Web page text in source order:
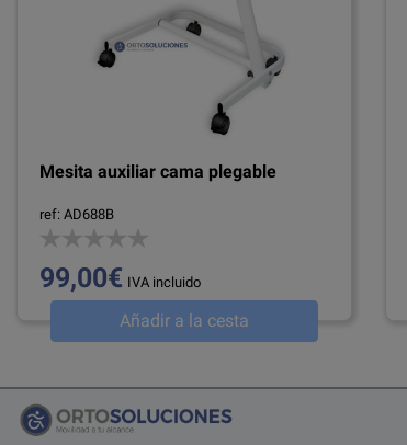
Mesita auxiliar cama plegable
ref: AD688B
99,00€ IVA incluido
Añadir a la cesta